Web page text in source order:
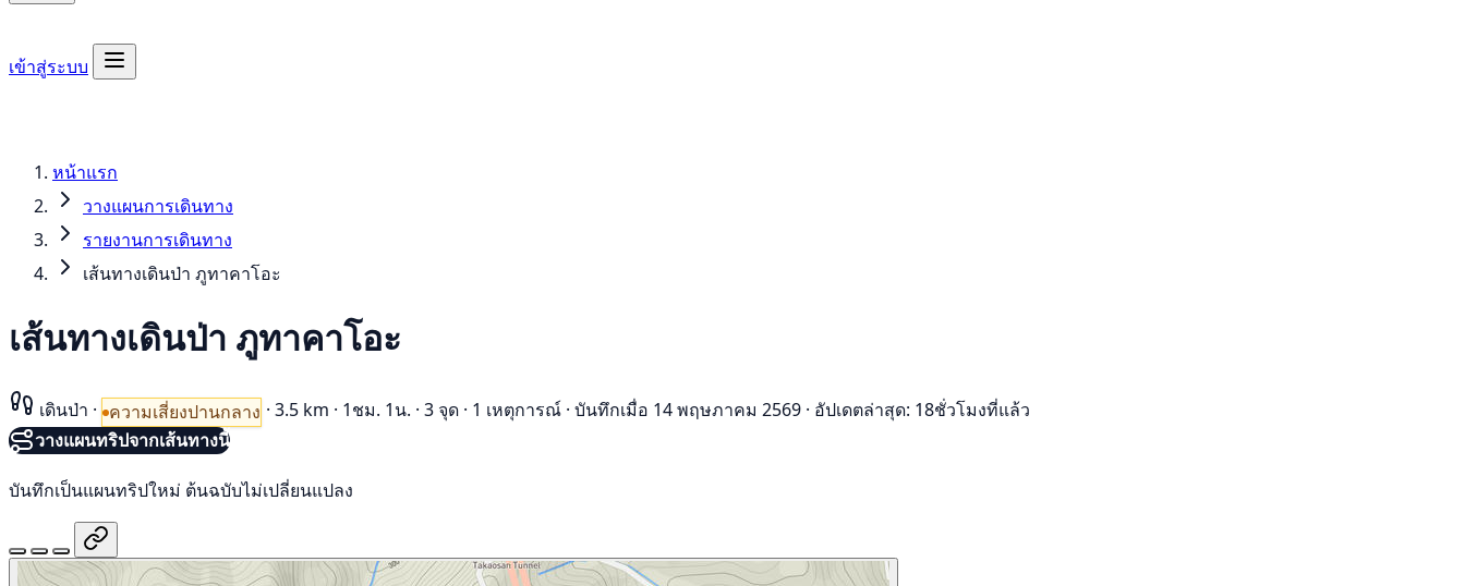
เข้าสู่ระบบ
หน้าแรก
วางแผนการเดินทาง
รายงานการเดินทาง
เส้นทางเดินป่า ภูทาคาโอะ
เส้นทางเดินป่า ภูทาคาโอะ
เดินป่า · ความเสี่ยงปานกลาง · 3.5 km · 1ชม. 1น. · 3 จุด · 1 เหตุการณ์ · บันทึกเมื่อ 14 พฤษภาคม 2569 · อัปเดตล่าสุด: 18ชั่วโมงที่แล้ว
วางแผนทริปจากเส้นทางนี้
บันทึกเป็นแผนทริปใหม่ ต้นฉบับไม่เปลี่ยนแปลง